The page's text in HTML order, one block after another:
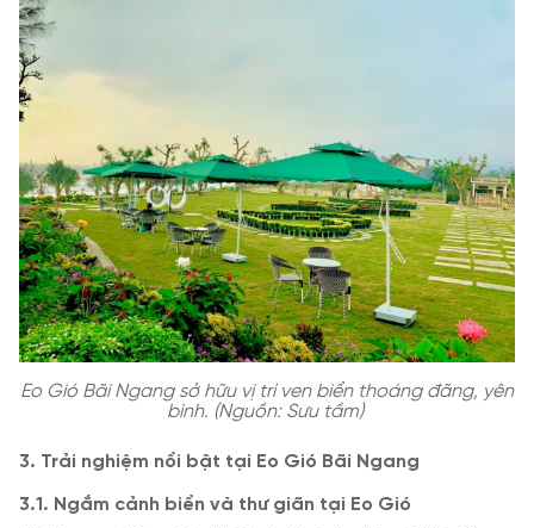
Eo Gió Bãi Ngang sở hữu vị trí ven biển thoáng đãng, yên
bình. (Nguồn: Sưu tầm)
3. Trải nghiệm nổi bật tại Eo Gió Bãi Ngang
3.1. Ngắm cảnh biển và thư giãn tại Eo Gió